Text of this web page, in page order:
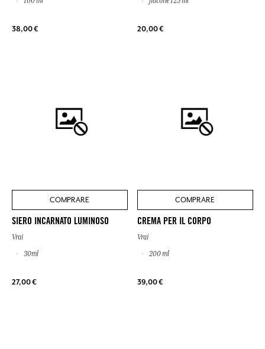
38,00 € 20,00 €
COMPRARE
SIERO INCARNATO LUMINOSO
Vrai
30ml
27,00 €
COMPRARE
CREMA PER IL CORPO
Vrai
200 ml
39,00 €